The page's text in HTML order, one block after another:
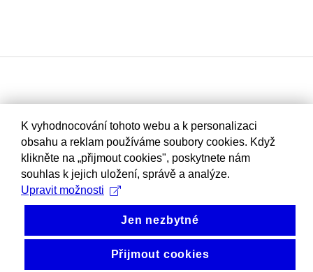
K vyhodnocování tohoto webu a k personalizaci
obsahu a reklam používáme soubory cookies. Když
klikněte na „přijmout cookies", poskytnete nám
souhlas k jejich uložení, správě a analýze.
Upravit možnosti
Jen nezbytné
Přijmout cookies